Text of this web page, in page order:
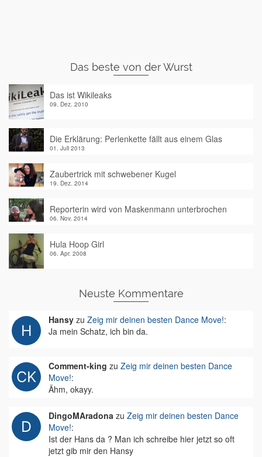
Das beste von der Wurst
Das ist Wikileaks
09. Dez. 2010
Die Erklärung: Perlenkette fällt aus einem Glas
01. Juli 2013
Zaubertrick mit schwebener Kugel
19. Dez. 2014
Reporterin wird von Maskenmann unterbrochen
06. Nov. 2014
Hula Hoop Girl
06. Apr. 2008
Neuste Kommentare
Hansy zu Zeig mir deinen besten Dance Move!:
Ja mein Schatz, ich bin da.
Comment-king zu Zeig mir deinen besten Dance
Move!:
Ähm, okayy.
DingoMAradona zu Zeig mir deinen besten Dance
Move!:
Ist der Hans da ? Man ich schreibe hier jetzt so oft
jetzt gib mir den Hansy